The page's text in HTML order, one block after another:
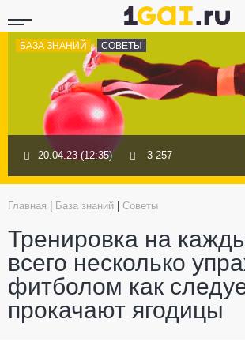
БАЗА ЗНАНИЙ СОВЕТЫ
20.04.23 (12:35) 3 257
Главная База знаний Советы
Тренировка на
всего несколько
фитболом как
прокачают ягодицы